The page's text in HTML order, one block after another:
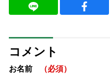
コメント
お名前 （必須）